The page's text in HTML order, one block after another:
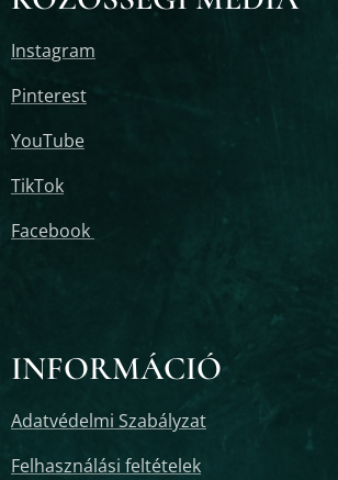
Instagram
Pinterest
YouTube
TikTok
Facebook
INFORMÁCIÓ
Adatvédelmi Szabályzat
Felhasználási feltételek